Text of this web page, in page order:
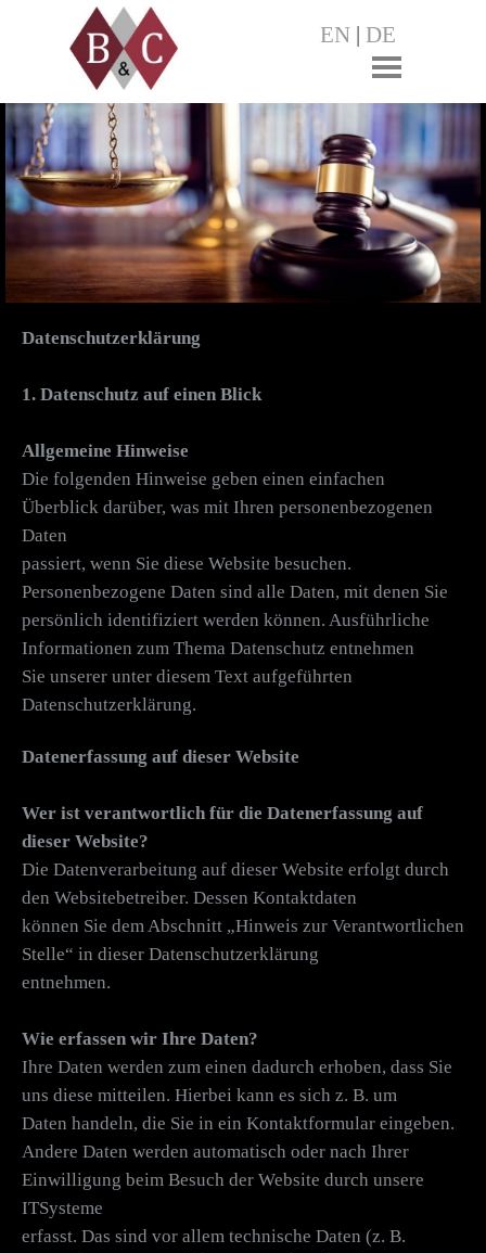
EN | DE
Datenschutzerklärung
1. Datenschutz auf einen Blick
Allgemeine Hinweise
Die folgenden Hinweise geben einen einfachen
Überblick darüber, was mit Ihren personenbezogenen
Daten
passiert, wenn Sie diese Website besuchen.
Personenbezogene Daten sind alle Daten, mit denen Sie
persönlich identifiziert werden können. Ausführliche
Informationen zum Thema Datenschutz entnehmen
Sie unserer unter diesem Text aufgeführten
Datenschutzerklärung.
Datenerfassung auf dieser Website
Wer ist verantwortlich für die Datenerfassung auf
dieser Website?
Die Datenverarbeitung auf dieser Website erfolgt durch
den Websitebetreiber. Dessen Kontaktdaten
können Sie dem Abschnitt „Hinweis zur Verantwortlichen
Stelle“ in dieser Datenschutzerklärung
entnehmen.
Wie erfassen wir Ihre Daten?
Ihre Daten werden zum einen dadurch erhoben, dass Sie
uns diese mitteilen. Hierbei kann es sich z. B. um
Daten handeln, die Sie in ein Kontaktformular eingeben.
Andere Daten werden automatisch oder nach Ihrer
Einwilligung beim Besuch der Website durch unsere
ITSysteme
erfasst. Das sind vor allem technische Daten (z. B.